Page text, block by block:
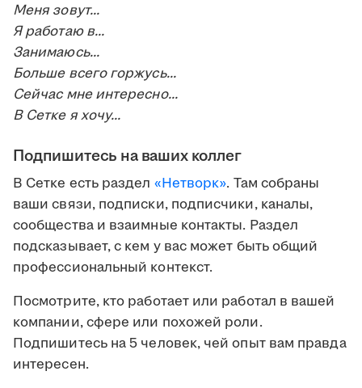
Меня зовут...
Я работаю в...
Занимаюсь...
Больше всего горжусь...
Сейчас мне интересно...
В Сетке я хочу...
Подпишитесь на ваших коллег
В Сетке есть раздел «Нетворк». Там собраны
ваши связи, подписки, подписчики, каналы,
сообщества и взаимные контакты. Раздел
подсказывает, с кем у вас может быть общий
профессиональный контекст.
Посмотрите, кто работает или работал в вашей
компании, сфере или похожей роли.
Подпишитесь на 5 человек, чей опыт вам правда
интересен.